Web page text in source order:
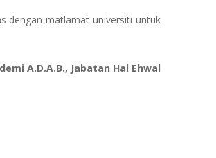
dengan matlamat universiti untuk
A.D.A.B., Jabatan Hal Ehwal